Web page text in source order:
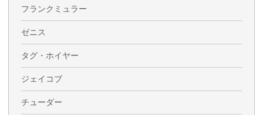
フランクミュラー
ゼニス
タグ・ホイヤー
ジェイコブ
チューダー